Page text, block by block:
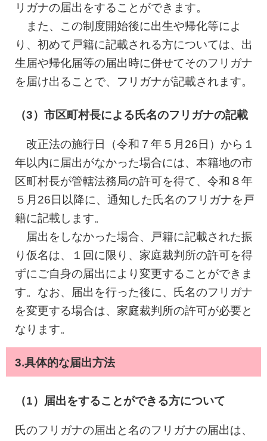
リガナの届出をすることができます。
また、この制度開始後に出生や帰化等によ
り、初めて戸籍に記載される方については、出
生届や帰化届等の届出時に併せてそのフリガナ
を届け出ることで、フリガナが記載されます。
（3）市区町村長による氏名のフリガナの記載
改正法の施行日（令和７年５月26日）から１
年以内に届出がなかった場合には、本籍地の市
区町村長が管轄法務局の許可を得て、令和８年
５月26日以降に、通知した氏名のフリガナを戸
籍に記載します。
届出をしなかった場合、戸籍に記載された振
り仮名は、１回に限り、家庭裁判所の許可を得
ずにご自身の届出により変更することができま
す。なお、届出を行った後に、氏名のフリガナ
を変更する場合は、家庭裁判所の許可が必要と
なります。
3.具体的な届出方法
（1）届出をすることができる方について
氏のフリガナの届出と名のフリガナの届出は、